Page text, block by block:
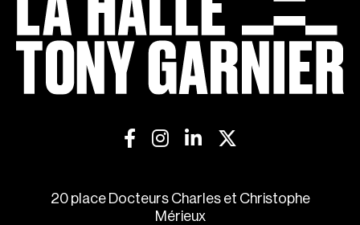
20 place Docteurs Charles et Christophe
Mérieux